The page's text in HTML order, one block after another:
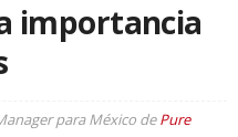
importancia
para México dePure